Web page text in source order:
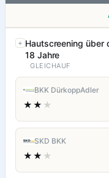
Hautscreening über
18 Jahre
GLEICHAUF
BKK DürkoppAdler
★★ ★
SKD BKK
★★ ★